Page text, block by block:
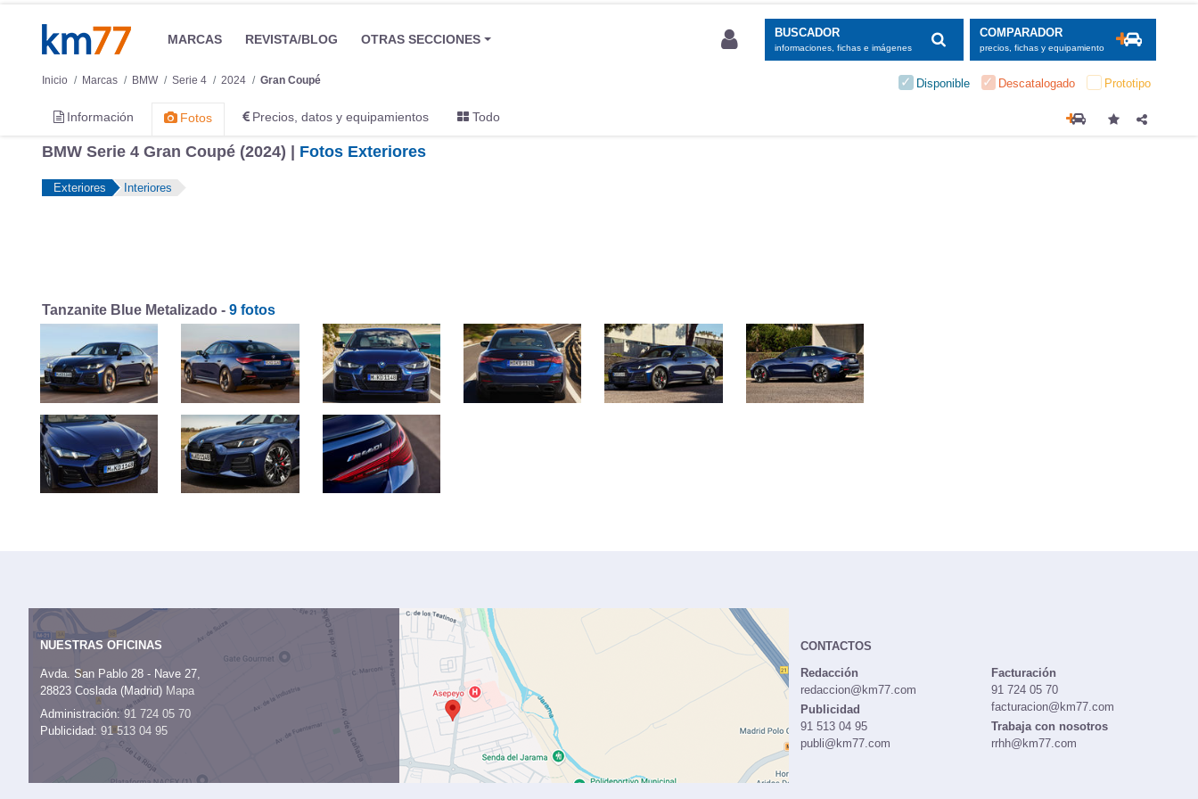
MARCAS REVISTA/BLOG OTRAS SECCIONES BUSCADOR
informaciones, fichas e imágenes
COMPARADOR
precios, fichas y equipamiento
Inicio Marcas BMW Serie 4 2024 Gran Coupé Disponible Descatalogado Prototipo
Información Fotos Precios, datos y equipamientos Todo
BMW Serie 4 Gran Coupé (2024) | Fotos Exteriores
Exteriores Interiores
Tanzanite Blue Metalizado - 9 fotos
NUESTRAS OFICINAS
Avda. San Pablo 28 - Nave 27,
28823 Coslada (Madrid) Mapa
Administración:91 724 05 70
Publicidad: 91 513 04 95
CONTACTOS
Redacción
redaccion@km77.com
Publicidad
91 513 04 95
publi@km77.com
Facturación
91 724 05 70
facturacion@km77.com
Trabaja con nosotros
rrhh@km77.com